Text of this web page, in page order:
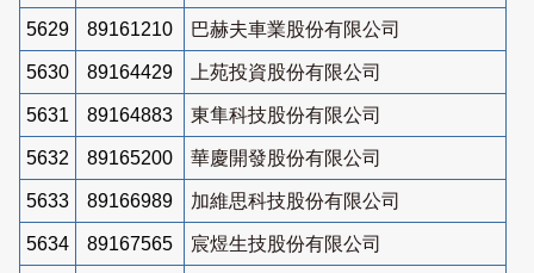
5629 89161210 巴赫夫車業股份有限公司
5630 89164429 上苑投資股份有限公司
5631 89164883 東隼科技股份有限公司
5632 89165200 華慶開發股份有限公司
5633 89166989 加維思科技股份有限公司
5634 89167565 宸煜生技股份有限公司